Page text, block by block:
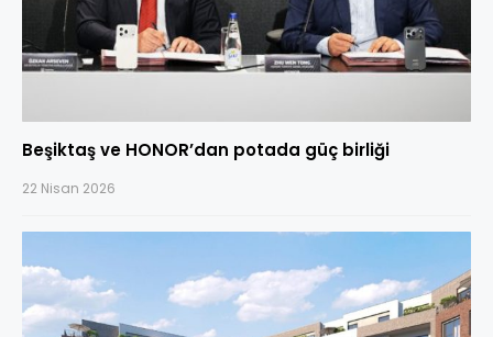
Beşiktaş ve HONOR’dan potada güç birliği
22 Nisan 2026